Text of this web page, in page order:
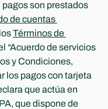
son prestados
de cuentas
Términos de
“Acuerdo de servicios
y Condiciones,
los pagos con tarjeta
que actúa en
que dispone de